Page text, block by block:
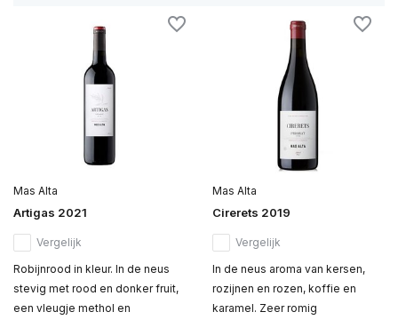
Mas Alta
Artigas 2021
Vergelijk
Robijnrood in kleur. In de neus
stevig met rood en donker fruit,
een vleugje methol en
Mas Alta
Cirerets 2019
Vergelijk
In de neus aroma van kersen,
rozijnen en rozen, koffie en
karamel. Zeer romig